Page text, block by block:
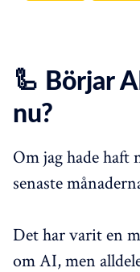
🦾 Börjar
nu?
Om jag hade haft
senaste
Det har varit en
om AI, men